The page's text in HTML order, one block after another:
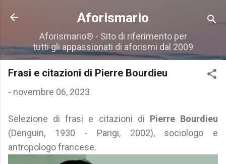
Passa ai contenuti principali
Aforismario
Aforismario® - Sito di riferimento per
tutti gli appassionati di aforismi dal 2009
Frasi e citazioni di Pierre Bourdieu
- novembre 06, 2023
Selezione di frasi e citazioni di Pierre Bourdieu
(Denguin, 1930 - Parigi, 2002), sociologo e
antropologo francese.